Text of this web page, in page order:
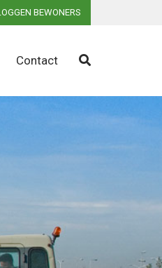
BEWONERS
Contact